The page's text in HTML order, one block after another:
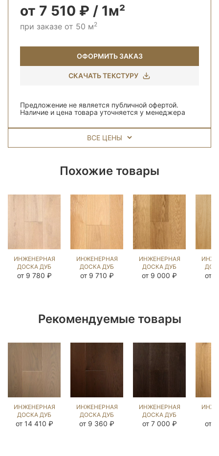
от 7 510 ₽ / 1м²
при заказе от 50 м2
ОФОРМИТЬ ЗАКАЗ
СКАЧАТЬ ТЕКСТУРУ
Предложение не является публичной офертой.
Наличие и цена товара уточняется у менеджера
ВСЕ ЦЕНЫ
Похожие товары
ИНЖЕНЕРНАЯ
ДОСКА ДУБ
КАРЛАЙЛ
от 9 780 ₽
ИНЖЕНЕРНАЯ
ДОСКА ДУБ
КАННА
от 9 710 ₽
ИНЖЕНЕРНАЯ
ДОСКА ДУБ
НАТУРАЛЬНЫЙ
от 9 000 ₽ от
Рекомендуемые товары
ИНЖЕНЕРНАЯ
ДОСКА ДУБ
КЕРРЕРА
от 14 410 ₽
ИНЖЕНЕРНАЯ
ДОСКА ДУБ
ЧЁРНЫЙ
от 9 360 ₽
ИНЖЕНЕРНАЯ
ДОСКА ДУБ
ДАСК
от 7 000 ₽ от